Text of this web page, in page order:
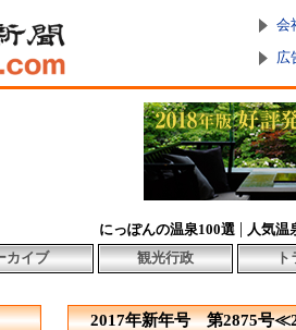
会
広
にっぽんの温泉100選 | 人気温
カイブ 観光行政 ト
2017年新年号 第2875号